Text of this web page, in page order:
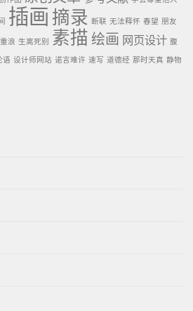
插画 摘录 断联 无法释怀 春望 朋友
浪 生离死别 素描 绘画 网页设计 腹
语 设计师网站 诺言难许 速写 道德经 那时天真 静物